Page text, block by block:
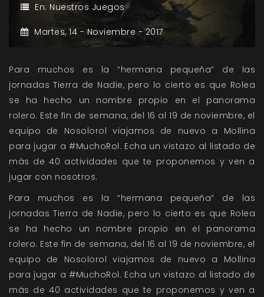
En: Nuestros Juegos
Martes, 14 - Noviembre -2017
Para muchos es la “hermana pequeña” de las
jornadas Tierra de Nadie, pero lo cierto es que Rolea
se ha hecho un nombre propio en el panorama
rolero. Este fin de semana, del 16 al 19 de noviembre, el
equipo de Nosolorol viajamos de nuevo a Mollina
para jugar a #MuchoRol. Echa un vistazo al listado de
más de 40 actividades que te proponemos y ven a
jugar con nosotros.
Para muchos es la “hermana pequeña” de las
jornadas Tierra de Nadie, pero lo cierto es que Rolea
se ha hecho un nombre propio en el panorama
rolero. Este fin de semana, del 16 al 19 de noviembre, el
equipo de Nosolorol viajamos de nuevo a Mollina
para jugar a #MuchoRol. Echa un vistazo al listado de
más de 40 actividades que te proponemos y ven a